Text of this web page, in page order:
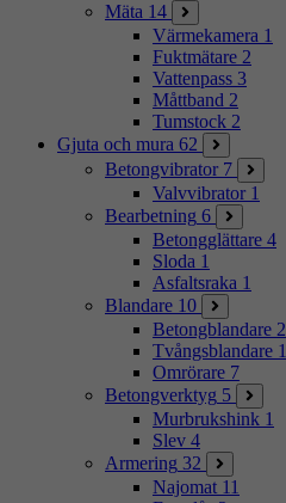
Mäta 14
Värmekamera 1
Fuktmätare 2
Vattenpass 3
Måttband 2
Tumstock 2
Gjuta och mura 62
Betongvibrator 7
Valvvibrator 1
Bearbetning 6
Betongglättare 4
Sloda 1
Asfaltsraka 1
Blandare 10
Betongblandare 2
Tvångsblandare 1
Omrörare 7
Betongverktyg 5
Murbrukshink 1
Slev 4
Armering 32
Najomat 11